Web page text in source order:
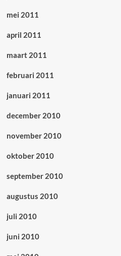
mei 2011
april 2011
maart 2011
februari 2011
januari 2011
december 2010
november 2010
oktober 2010
september 2010
augustus 2010
juli 2010
juni 2010